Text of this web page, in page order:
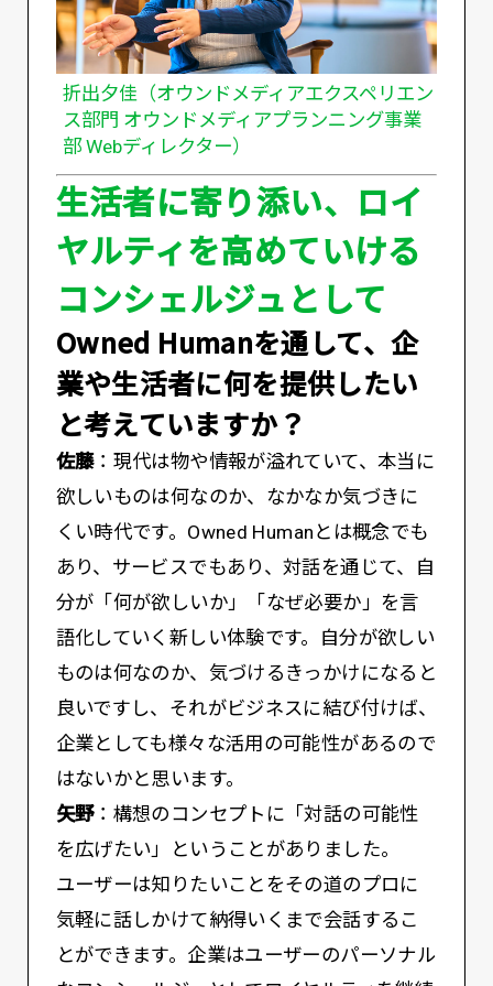
折出夕佳（オウンドメディアエクスペリエン
ス部門 オウンドメディアプランニング事業
部 Webディレクター）
生活者に寄り添い、ロイ
ヤルティを高めていける
コンシェルジュとして
――Owned Humanを通して、企
業や生活者に何を提供したい
と考えていますか？
佐藤：現代は物や情報が溢れていて、本当に
欲しいものは何なのか、なかなか気づきに
くい時代です。Owned Humanとは概念でも
あり、サービスでもあり、対話を通じて、自
分が「何が欲しいか」「なぜ必要か」を言
語化していく新しい体験です。自分が欲しい
ものは何なのか、気づけるきっかけになると
良いですし、それがビジネスに結び付けば、
企業としても様々な活用の可能性があるので
はないかと思います。
矢野：構想のコンセプトに「対話の可能性
を広げたい」ということがありました。
ユーザーは知りたいことをその道のプロに
気軽に話しかけて納得いくまで会話するこ
とができます。企業はユーザーのパーソナル